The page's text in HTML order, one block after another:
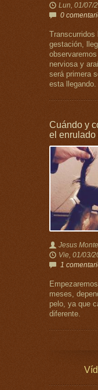
Lun, 01/07/
0
gestación,
nerviosa y
será primera
esta llegando.
Cuándo y
el enrulado
Jesus
Vie, 01/03/
1
meses,
pelo, ya que
diferente.